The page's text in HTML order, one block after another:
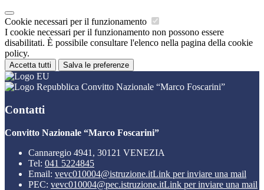
Cookie necessari per il funzionamento
I cookie necessari per il funzionamento non possono essere
disabilitati. È possibile consultare l'elenco nella pagina della cookie
policy.
Accetta tutti Salva le preferenze
Convitto Nazionale “Marco Foscarini”
Contatti
Convitto Nazionale “Marco Foscarini”
Cannaregio 4941, 30121 VENEZIA
Tel: 041 5224845
Email: vevc010004@istruzione.itLink per inviare una mail
PEC: vevc010004@pec.istruzione.itLink per inviare una mail